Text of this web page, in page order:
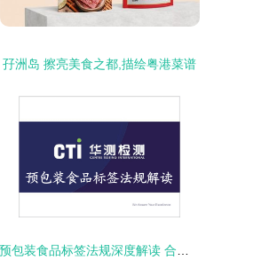
孖洲岛 擦亮美食之都,描绘粤港菜谱